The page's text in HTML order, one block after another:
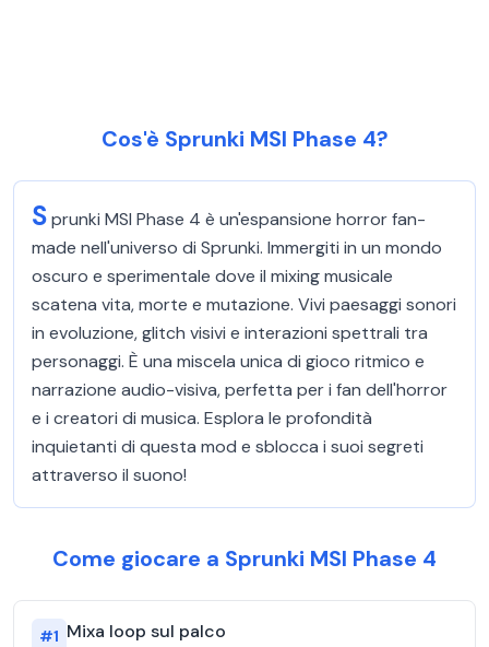
Cos'è Sprunki MSI Phase 4?
Sprunki MSI Phase 4 è un'espansione horror fan-
made nell'universo di Sprunki. Immergiti in un mondo
oscuro e sperimentale dove il mixing musicale
scatena vita, morte e mutazione. Vivi paesaggi sonori
in evoluzione, glitch visivi e interazioni spettrali tra
personaggi. È una miscela unica di gioco ritmico e
narrazione audio-visiva, perfetta per i fan dell'horror
e i creatori di musica. Esplora le profondità
inquietanti di questa mod e sblocca i suoi segreti
attraverso il suono!
Come giocare a Sprunki MSI Phase 4
#1 Mixa loop sul palco